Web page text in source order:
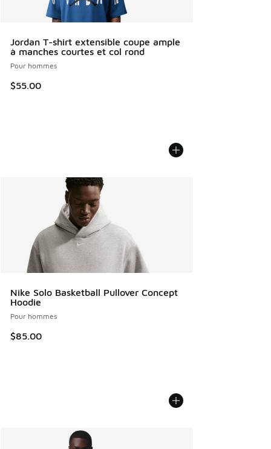
Jordan T-shirt extensible coupe ample
à manches courtes et col rond
Pour hommes
$55.00
Nike Solo Basketball Pullover Concept
Hoodie
Pour hommes
$85.00